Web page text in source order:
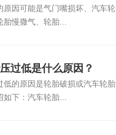
原因可能是气门嘴损坏、汽车轮
胎慢撒气、轮胎...
过低是什么原因？
低的原因是轮胎破损或汽车轮胎
下：汽车轮胎...